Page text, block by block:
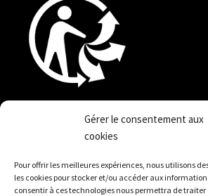
Gérer le consentement aux
cookies
Pour offrir les meilleures expériences, nous utilisons
les cookies pour stocker et/ou accéder aux
consentir à ces technologies nous permettra de traiter
quefairedemesdechets.fr
Politique de confidentialité